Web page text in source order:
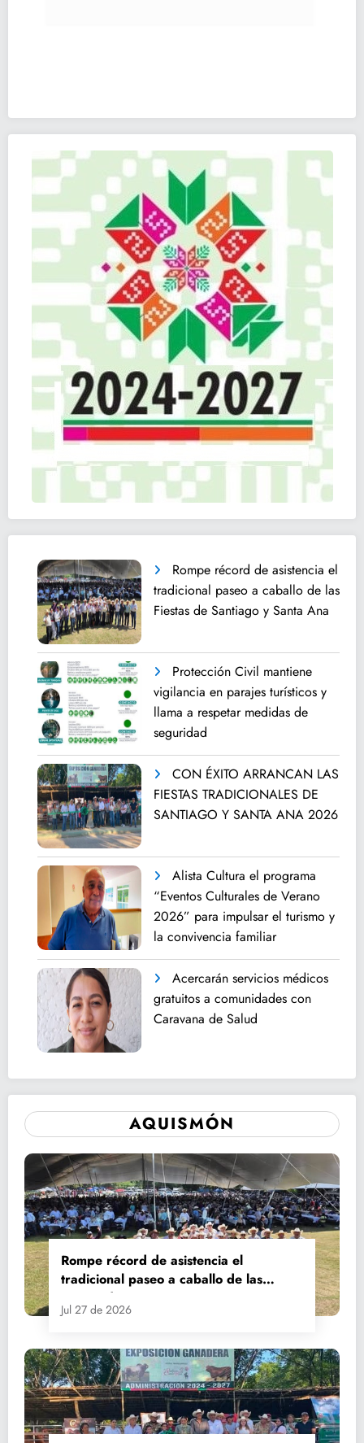
Rompe récord de asistencia el
tradicional paseo a caballo de las
Fiestas de Santiago y Santa Ana
Protección Civil mantiene
vigilancia en parajes turísticos y
llama a respetar medidas de
seguridad
CON ÉXITO ARRANCAN LAS
FIESTAS TRADICIONALES DE
SANTIAGO Y SANTA ANA 2026
Alista Cultura el programa
“Eventos Culturales de Verano
2026” para impulsar el turismo y
la convivencia familiar
Acercarán servicios médicos
gratuitos a comunidades con
Caravana de Salud
AQUISMÓN
Rompe récord de asistencia el
tradicional paseo a caballo de las
Fiestas de Santiago y Santa Ana
Jul 27 de 2026